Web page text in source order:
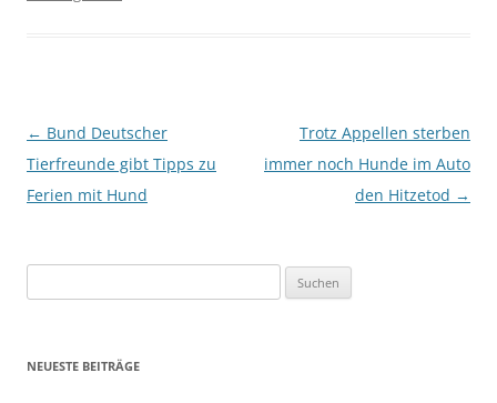
Beitragsnavigation
← Bund Deutscher
Tierfreunde gibt Tipps zu
Ferien mit Hund
Trotz Appellen sterben
immer noch Hunde im Auto
den Hitzetod →
nach:
NEUESTE BEITRÄGE